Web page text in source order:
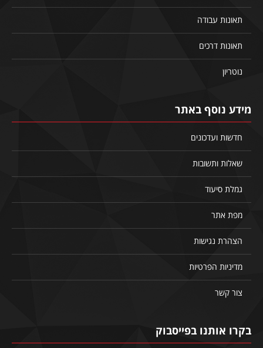
תאונות עבודה
תאונות דרכים
נוטריון
מידע נוסף באתר
חדשות ועדכונים
שאלות ותשובות
גמלת סיעוד
מפת אתר
הצהרת נגישות
מדיניות הפרטיות
צור קשר
בקרו אותנו בפייסבוק